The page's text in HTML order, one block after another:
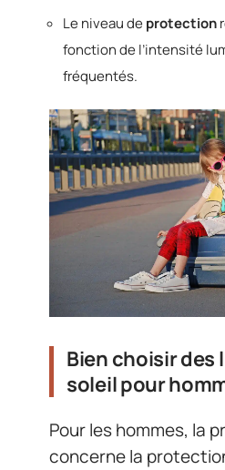
Le niveau deprotection
fonction de l’intensité
fréquentés.
Bien choisir des
soleil pour
Pour les hommes, la
concerne la